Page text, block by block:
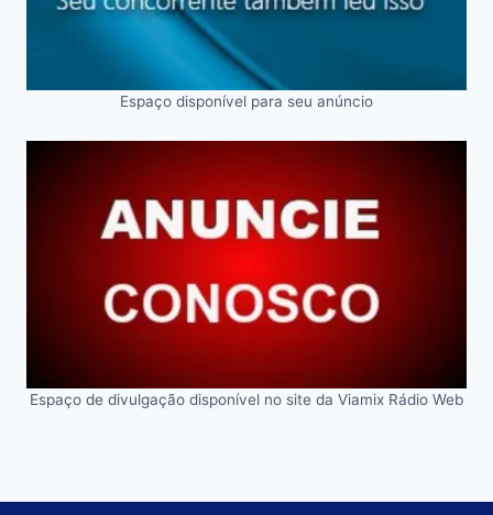
Espaço disponível para seu anúncio
Espaço de divulgação disponível no site da Viamix Rádio Web